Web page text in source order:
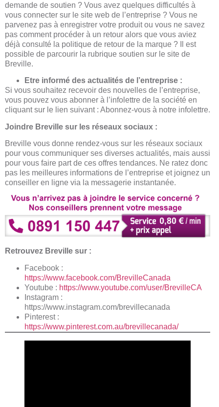
demande de soutien ? Vous avez quelques difficultés à
vous connecter sur le site web de l’entreprise ? Vous ne
parvenez pas à enregistrer votre produit ou vous ne savez
pas comment procéder à un retour alors que vous aviez
déjà consulté la politique de retour de la marque ? Il est
possible de parcourir la rubrique soutien sur le site de
Breville.
Etre informé des actualités de l’entreprise :
Si vous souhaitez recevoir des nouvelles de l’entreprise,
vous pouvez vous abonner à l’infolettre de la société en
cliquant sur le lien suivant : Abonnez-vous à notre infolettre.
Joindre Breville sur les réseaux sociaux :
Breville vous donne rendez-vous sur les réseaux sociaux
pour vous communiquer ses diverses actualités, mais aussi
pour vous faire part de ces offres tendances. Ne ratez donc
pas les meilleures informations de l’entreprise et joignez un
conseiller en ligne via la messagerie instantanée.
Retrouvez Breville sur :
Facebook :
https://www.facebook.com/BrevilleCanada
Youtube : https://www.youtube.com/user/BrevilleCA
Instagram :
https://www.instagram.com/brevillecanada
Pinterest :
https://www.pinterest.com.au/brevillecanada/